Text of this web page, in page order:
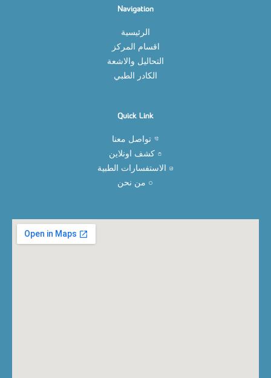
Navigation
الرئيسية
اقسام المركز
التحاليل والاشعة
الكادر الطبي
Quick Link
تواصل معنا
كشف اونلاين
الاستفسارات الطبية
من نحن